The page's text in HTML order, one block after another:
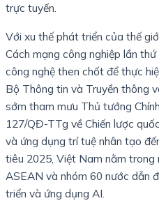
trực tuyến.
Với xu thế phát triển của thế
Cách mạng công nghiệp lần
công nghệ then chốt để thực
Bộ Thông tin và Truyền thông
sớm tham mưu Thủ tướng
127/QĐ-TTg về Chiến lược
và ứng dụng trí tuệ nhân tạo
tiêu 2025, Việt Nam nằm trong
ASEAN và nhóm 60 nước dẫn
triển và ứng dụng AI.